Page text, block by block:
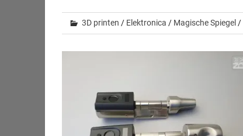
3D printen / Elektronica / Magische Spiegel /